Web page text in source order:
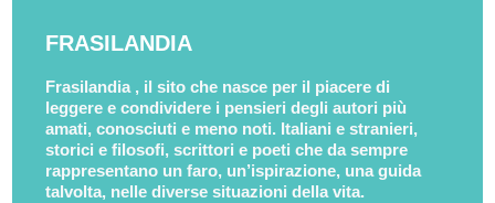
FRASILANDIA
Frasilandia , il sito che nasce per il piacere di
leggere e condividere i pensieri degli autori più
amati, conosciuti e meno noti. Italiani e stranieri,
storici e filosofi, scrittori e poeti che da sempre
rappresentano un faro, un’ispirazione, una guida
talvolta, nelle diverse situazioni della vita.